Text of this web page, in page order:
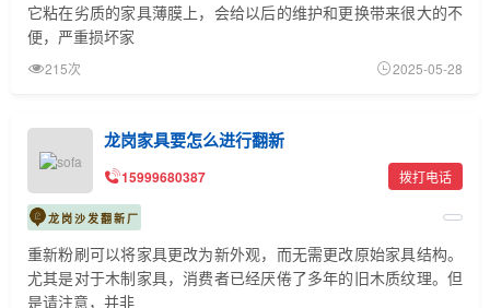
它粘在劣质的家具薄膜上，会给以后的维护和更换带来很大的不
便，严重损坏家
215次 2025-05-28
龙岗家具要怎么进行翻新
15999680387 拨打电话
龙岗沙发翻新厂
重新粉刷可以将家具更改为新外观，而无需更改原始家具结构。
尤其是对于木制家具，消费者已经厌倦了多年的旧木质纹理。但
是请注意，并非